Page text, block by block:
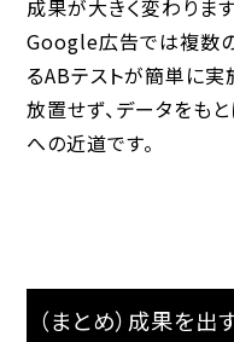
成果が大きく変わります
Google広告では複数
るABテストが簡単に実
放置せず、データをも
への近道です。
（まとめ）成果を